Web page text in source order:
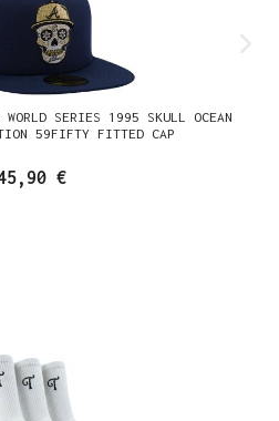
WORLD SERIES 1995 SKULL OCEAN
59FIFTY FITTED CAP
€